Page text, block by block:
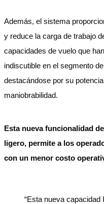
Además, el sistema
y reduce la carga de trabajo
capacidades de vuelo que
indiscutible en el segmento
destacándose por su
maniobrabilidad.
Esta nueva funcionalidad
ligero, permite a los
con un menor costo
“Esta nueva capacidad